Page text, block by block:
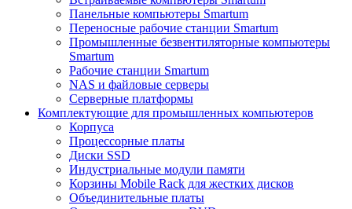
Панельные компьютеры Smartum
Переносные рабочие станции Smartum
Промышленные безвентиляторные компьютеры
Smartum
Рабочие станции Smartum
NAS и файловые серверы
Серверные платформы
Комплектующие для промышленных компьютеров
Корпуса
Процессорные платы
Диски SSD
Индустриальные модули памяти
Корзины Mobile Rack для жестких дисков
Объединительные платы